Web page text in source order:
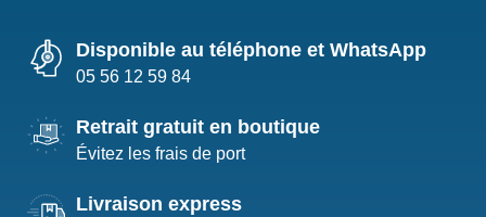
Disponible au téléphone et WhatsApp
05 56 12 59 84
Retrait gratuit en boutique
Évitez les frais de port
Livraison express